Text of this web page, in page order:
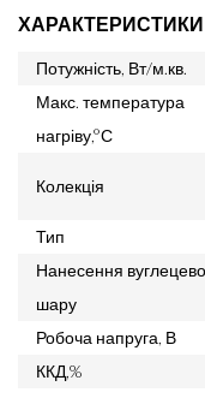
ХАРАКТЕРИСТИКИ
Потужність, Вт/м.кв.
Макс. температура
нагріву,°С
Колекція
Тип
Нанесення
шару
Робоча напруга, В
ККД,%